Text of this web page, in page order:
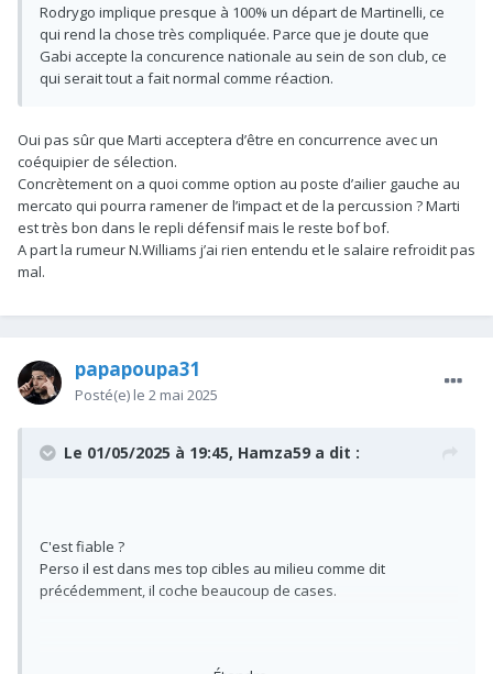
Rodrygo implique presque à 100% un départ de Martinelli, ce
qui rend la chose très compliquée. Parce que je doute que
Gabi accepte la concurence nationale au sein de son club, ce
qui serait tout a fait normal comme réaction.
Oui pas sûr que Marti acceptera d’être en concurrence avec un
coéquipier de sélection.
Concrètement on a quoi comme option au poste d’ailier gauche au
mercato qui pourra ramener de l’impact et de la percussion ? Marti
est très bon dans le repli défensif mais le reste bof bof.
A part la rumeur N.Williams j’ai rien entendu et le salaire refroidit pas
mal.
papapoupa31
Posté(e) le 2 mai 2025
Le 01/05/2025 à 19:45, Hamza59 a dit :
C'est fiable ?
Perso il est dans mes top cibles au milieu comme dit
précédemment, il coche beaucoup de cases.